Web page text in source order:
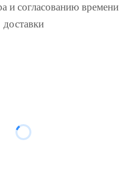
и согласованию времени
доставки